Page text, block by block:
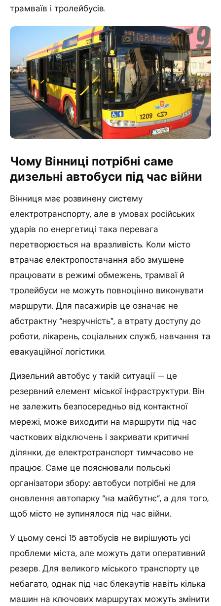
трамваїв і тролейбусів.
Чому Вінниці потрібні саме
дизельні автобуси під час війни
Вінниця має розвинену систему
електротранспорту, але в умовах російських
ударів по енергетиці така перевага
перетворюється на вразливість. Коли місто
втрачає електропостачання або змушене
працювати в режимі обмежень, трамваї й
тролейбуси не можуть повноцінно виконувати
маршрути. Для пасажирів це означає не
абстрактну “незручність”, а втрату доступу до
роботи, лікарень, соціальних служб, навчання та
евакуаційної логістики.
Дизельний автобус у такій ситуації — це
резервний елемент міської інфраструктури. Він
не залежить безпосередньо від контактної
мережі, може виходити на маршрути під час
часткових відключень і закривати критичні
ділянки, де електротранспорт тимчасово не
працює. Саме це пояснювали польські
організатори збору: автобуси потрібні не для
оновлення автопарку “на майбутнє”, а для того,
щоб місто не зупинялося під час війни.
У цьому сенсі 15 автобусів не вирішують усі
проблеми міста, але можуть дати оперативний
резерв. Для великого міського транспорту це
небагато, однак під час блекаутів навіть кілька
машин на ключових маршрутах можуть змінити